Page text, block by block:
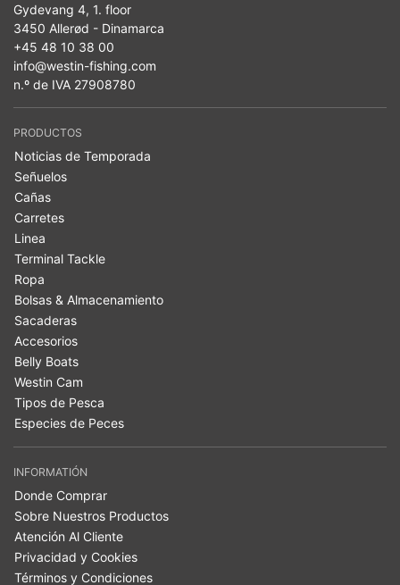
Gydevang 4, 1. floor
3450 Allerød - Dinamarca
+45 48 10 38 00
info@westin-fishing.com
n.º de IVA 27908780
PRODUCTOS
Noticias de Temporada
Señuelos
Cañas
Carretes
Linea
Terminal Tackle
Ropa
Bolsas & Almacenamiento
Sacaderas
Accesorios
Belly Boats
Westin Cam
Tipos de Pesca
Especies de Peces
INFORMATIÓN
Donde Comprar
Sobre Nuestros Productos
Atención Al Cliente
Privacidad y Cookies
Términos y Condiciones